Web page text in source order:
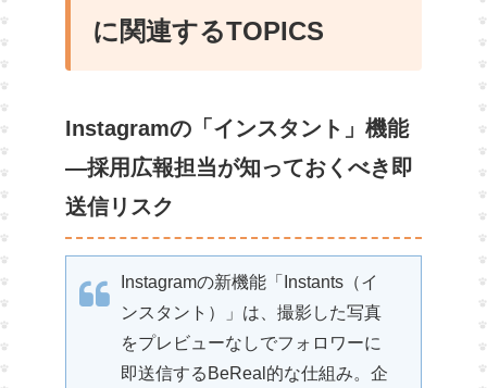
に関連するTOPICS
Instagramの「インスタント」機能
—採用広報担当が知っておくべき即
送信リスク
Instagramの新機能「Instants（イ
ンスタント）」は、撮影した写真
をプレビューなしでフォロワーに
即送信するBeReal的な仕組み。企